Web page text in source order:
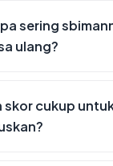
sering
ulang?
skor cukup